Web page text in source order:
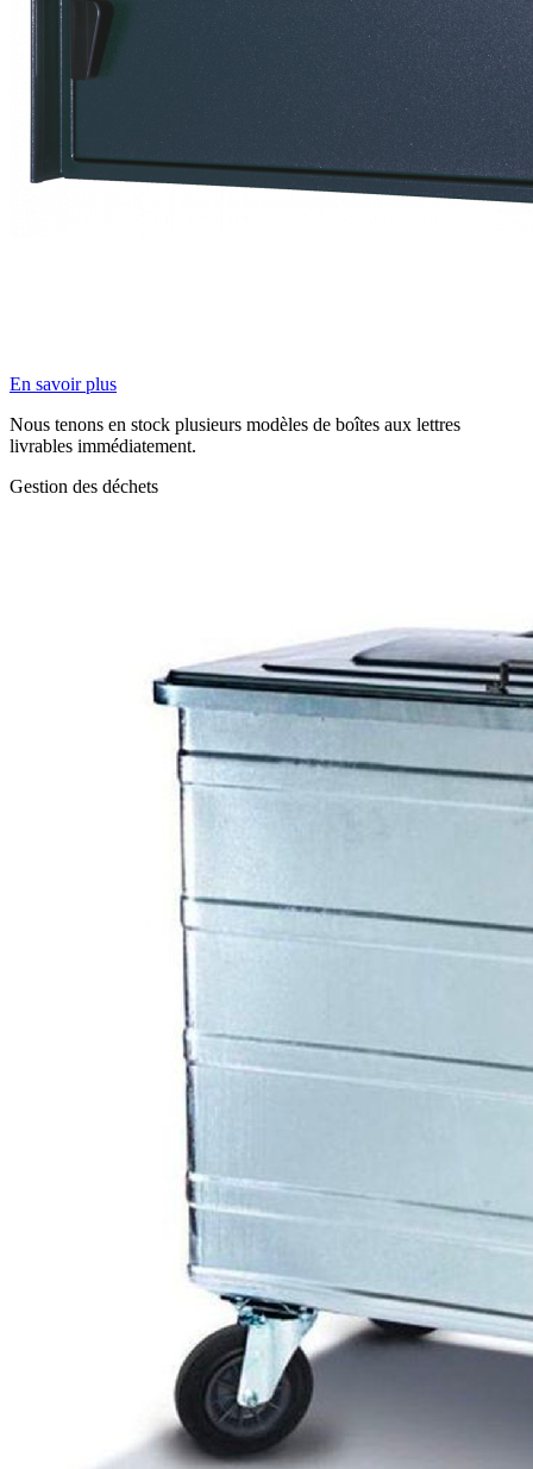
En savoir plus
Nous tenons en stock plusieurs modèles de boîtes aux lettres
livrables immédiatement.
Gestion des déchets